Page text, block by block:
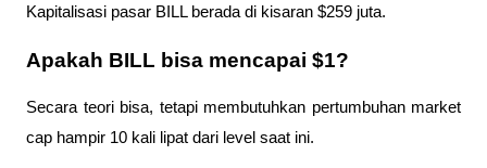
Kapitalisasi pasar BILL berada di kisaran $259 juta.
Apakah BILL bisa mencapai $1?
Secara teori bisa, tetapi membutuhkan pertumbuhan market
cap hampir 10 kali lipat dari level saat ini.